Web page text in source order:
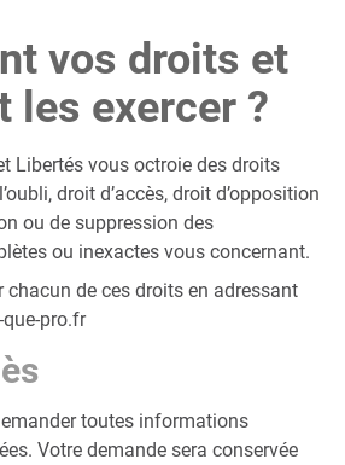
vos droits et
les exercer ?
Libertés vous octroie des droits
droit d’accès, droit d’opposition
ou de suppression des
ou inexactes vous concernant.
chacun de ces droits en adressant
pro.fr
toutes informations
Votre demande sera conservée